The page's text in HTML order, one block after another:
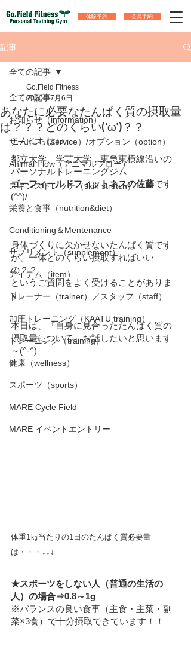
体験予約 会員予約
記事
全ての記事
お知らせ（information）
サービス（service）/オプション（option）
Animal Flow（アニマルフロー）
スキンストレッチ（skin stretch）
栄養と食事（nutrition&diet）
Conditioning＆Mentenance
サプリメント（supplement）
アイテム（item）
トレーナー（trainer）／スタッフ（staff）
加圧トレーニング（KAATU training）
トレーニング（training）
健康（wellness）
スポーツ（sports）
MARE Cycle Field
MARE イベントエントリー
全ての記事
あなたに必要なたんぱく質の摂取量
は？？？どのくらい('ω')？？
Go.Field Fitness
2020年7月6日
こんにちは♪♪
都立大学、学芸大学，東急東横線沿いの
パーソナルトレーニングジム
ゴーフィールドフィットネスの佐藤です
(^^)/
身体づくりに欠かせないたんぱく質です
が、一体どのくらい摂取すればいい
の？？
というご質問をよく受けることがありま
す。
本日は、『自身に見合ったたんぱく質の
摂取量について』お話したいと思います
～(^-^)
体重1㎏当たりの1日のたんぱく質必要量
は・・・↓↓↓
★スポーツをしない人（普通の生活の
人）の場合⇒0.8～1g
※バランスの良い食事（主食・主菜・副
菜×3食）で十分摂取できています！！